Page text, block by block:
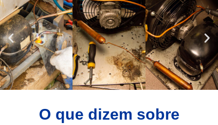
O que dizem sobre